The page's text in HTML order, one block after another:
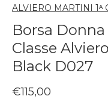
ALVIERO MARTINI 1ᴬ
Borsa Donna
Classe
Black D027
Prezzo regolare
€115,00